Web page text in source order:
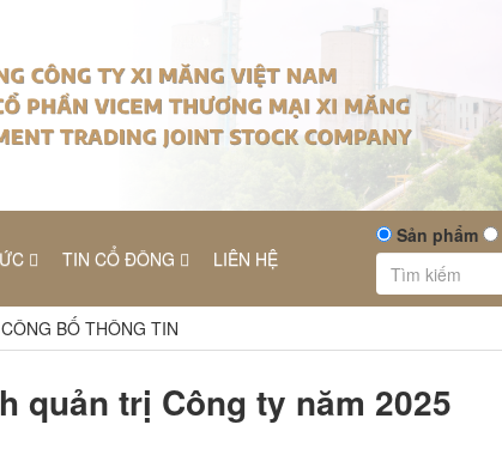
TIN CỔ ĐÔNG LIÊN HỆ
Sản phẩm
CÔNG BỐ THÔNG TIN
quản trị Công ty năm 2025